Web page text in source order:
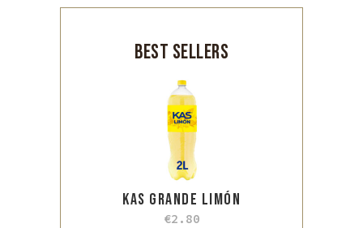
BEST SELLERS
KAS GRANDE LIMÓN
€2.80